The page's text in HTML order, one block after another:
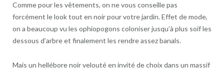
Comme pour les vêtements, on ne vous conseille pas
forcément le look tout en noir pour votre jardin. Effet de mode,
on a beaucoup vu les ophiopogons coloniser jusqu’à plus soif les
dessous d’arbre et finalement les rendre assez banals.
Mais un hellébore noir velouté en invité de choix dans un massif